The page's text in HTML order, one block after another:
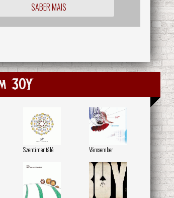
SABER MAIS
30Y
Szentimentálé Városember